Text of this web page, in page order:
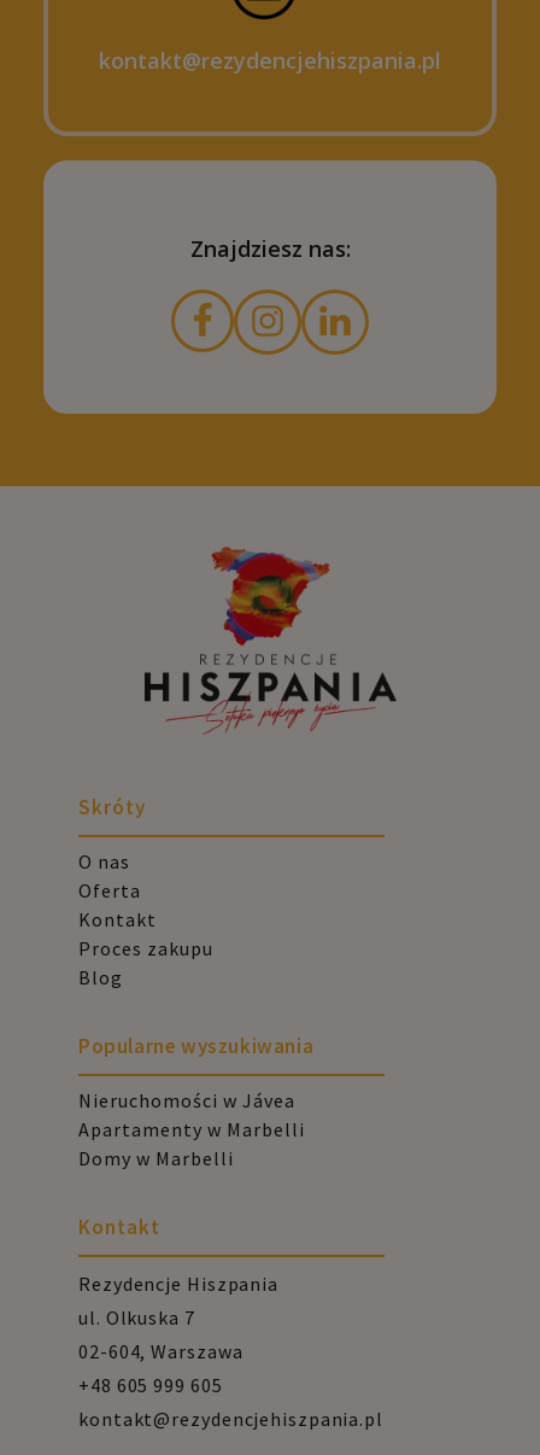
kontakt@rezydencjehiszpania.pl
Znajdziesz nas:
Skróty
O nas
Oferta
Kontakt
Proces zakupu
Blog
Popularne wyszukiwania
Nieruchomości w Jávea
Apartamenty w Marbelli
Domy w Marbelli
Kontakt
Rezydencje Hiszpania
ul. Olkuska 7
02-604, Warszawa
+48 605 999 605
kontakt@rezydencjehiszpania.pl